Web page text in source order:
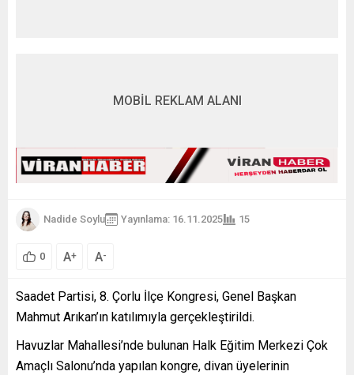
MOBİL REKLAM ALANI
Nadide Soylu Yayınlama: 16.11.2025 15
0 A+ A-
Saadet Partisi, 8. Çorlu İlçe Kongresi, Genel Başkan
Mahmut Arıkan’ın katılımıyla gerçekleştirildi.
Havuzlar Mahallesi’nde bulunan Halk Eğitim Merkezi Çok
Amaçlı Salonu’nda yapılan kongre, divan üyelerinin